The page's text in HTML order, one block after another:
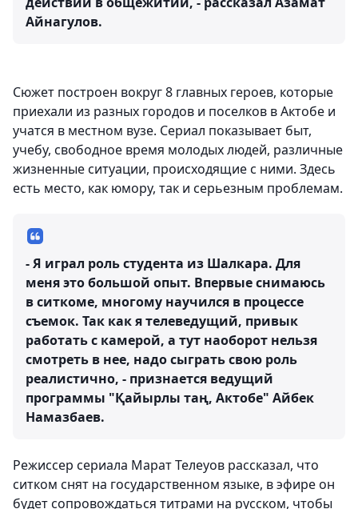
Айнагулов.
Сюжет построен вокруг 8 главных героев, которые
приехали из разных городов и поселков в Актобе и
учатся в местном вузе. Сериал показывает быт,
учебу, свободное время молодых людей, различные
жизненные ситуации, происходящие с ними. Здесь
есть место, как юмору, так и серьезным проблемам.
- Я играл роль студента из Шалкара. Для
меня это большой опыт. Впервые снимаюсь
в ситкоме, многому научился в процессе
съемок. Так как я телеведущий, привык
работать с камерой, а тут наоборот нельзя
смотреть в нее, надо сыграть свою роль
реалистично, - признается ведущий
программы "Қайырлы таң, Актобе" Айбек
Намазбаев.
Режиссер сериала Марат Телеуов рассказал, что
ситком снят на государственном языке, в эфире он
будет сопровождаться титрами на русском, чтобы